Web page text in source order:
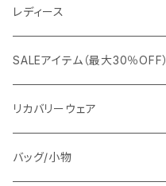
G-stage
TETEHOMME
TAION
フォーマル
Tシャツ/ポロシャツ
カジュアルジャケット
ビジネスジャケット
ブルゾン
コート
マウンテンパーカー/アウトドア
ダウン / 中綿アウター
ビジネス
セットアップ
ワイシャツ
カジュアル
ニット/Tシャツ/カットソー
スウェット/パーカー
アウター
レディース
アウター
トップス（ブラウス/カットソー）
ジャケット
SALEアイテム（最大30％OFF）
リカバリーウェア
バッグ/小物